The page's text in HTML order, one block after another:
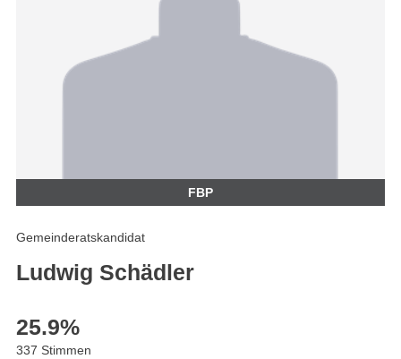
FBP
Gemeinderatskandidat
Ludwig Schädler
25.9%
337 Stimmen